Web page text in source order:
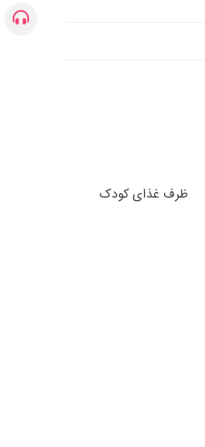
ظرف غذای کودک